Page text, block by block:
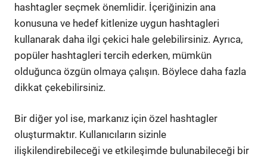
hashtagler seçmek önemlidir. İçeriğinizin ana
konusuna ve hedef kitlenize uygun hashtagleri
kullanarak daha ilgi çekici hale gelebilirsiniz. Ayrıca,
popüler hashtagleri tercih ederken, mümkün
olduğunca özgün olmaya çalışın. Böylece daha fazla
dikkat çekebilirsiniz.
Bir diğer yol ise, markanız için özel hashtagler
oluşturmaktır. Kullanıcıların sizinle
ilişkilendirebileceği ve etkileşimde bulunabileceği bir